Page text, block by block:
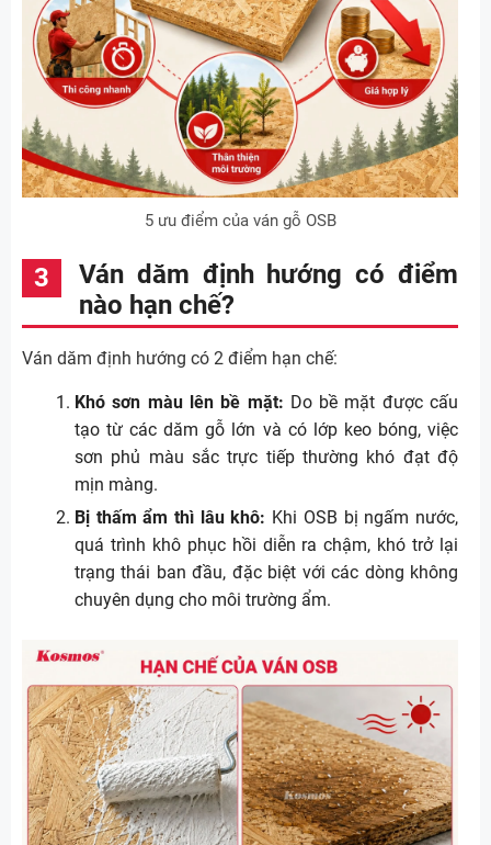
5 ưu điểm của ván gỗ OSB
Ván dăm định hướng có điểm
nào hạn chế?
Ván dăm định hướng có 2 điểm hạn chế:
Khó sơn màu lên bề mặt: Do bề mặt được cấu
tạo từ các dăm gỗ lớn và có lớp keo bóng, việc
sơn phủ màu sắc trực tiếp thường khó đạt độ
mịn màng.
Bị thấm ẩm thì lâu khô: Khi OSB bị ngấm nước,
quá trình khô phục hồi diễn ra chậm, khó trở lại
trạng thái ban đầu, đặc biệt với các dòng không
chuyên dụng cho môi trường ẩm.